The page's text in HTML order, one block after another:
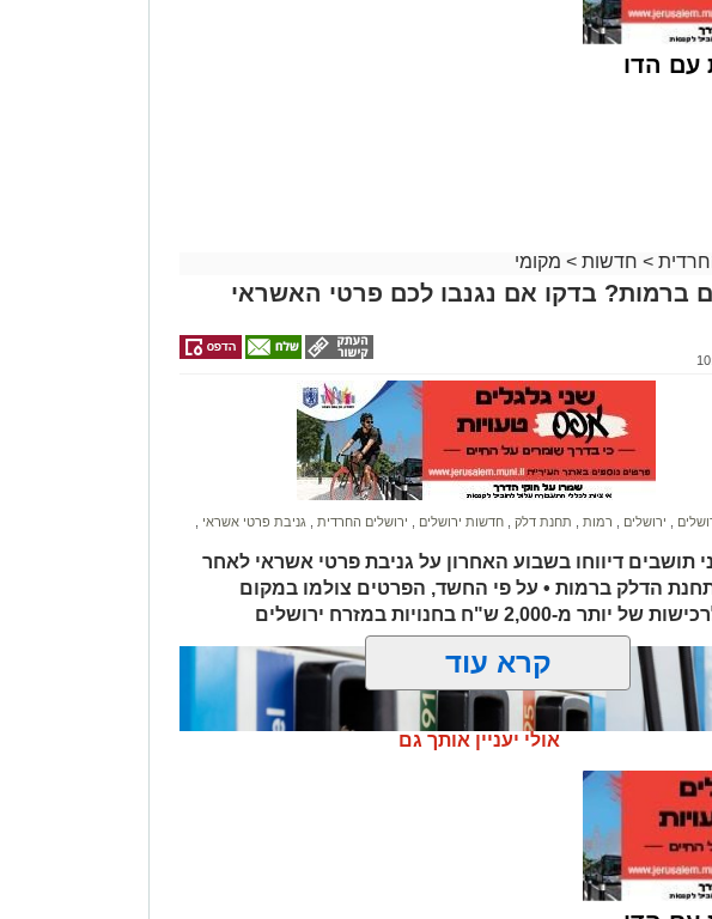
אמת
הזמר אבישי לוי ז"ל משכונת רמת שלמה נהרג בתאונה קשה ברח'
ראיה, הנפטר הוריד נוסעים מרכבו וירד לסייע להם בחבילות, אך מסיבה
הרכב הידרדר ומחץ אותו למוות.
שהגיעו למקום מצאו אותו במצב אנוש והחלו לבצע עליו פעולות
הוא פונה לבית החולים הדסה הר הצופים אולם חרף מאמצי
לב המשפחה הוא נפטר.
במוצאי שבת.
לקבוצות ועדכוני "ירושלים החרדית" בוואטסאפ לחצו כאן
מעוניינים להגיב? לדווח? צרו איתנו קשר במייל
האדוםorjerusalem@isnet.co.il
עם הדו
> חדשות > מקומי
ברמות? בדקו אם נגנבו לכם פרטי האשראי
ירושלים רמות תחנת דלק חדשות ירושלים ירושלים החרדית גניבת פרטי אשראי
תושבים דיווחו בשבוע האחרון על גניבת פרטי אשראי לאחר
הדלק ברמות • על פי החשד, הפרטים צולמו במקום
מ-2,000 ש"ח בחנויות במזרח ירושלים
קרא עוד
אולי יעניין אותך גם